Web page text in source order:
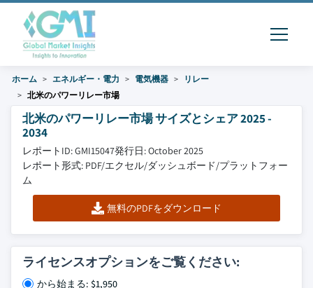
ホーム エネルギー・電力 電気機器
リレー
北米のパワーリレー市場
北米のパワーリレー市場 サイズとシェア 2025 -
2034
レポートID: GMI15047発行日: October 2025
レポート形式: PDF/エクセル/ダッシュボード/プラットフォー
ム
無料のPDFをダウンロード
ライセンスオプションをご覧ください:
から始まる: $1,950